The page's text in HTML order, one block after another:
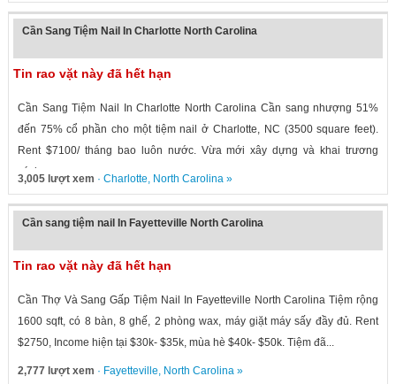
Cần Sang Tiệm Nail In Charlotte North Carolina
Tin rao vặt này đã hết hạn
Cần Sang Tiệm Nail In Charlotte North Carolina Cần sang nhượng 51%
đến 75% cổ phần cho một tiệm nail ở Charlotte, NC (3500 square feet).
Rent $7100/ tháng bao luôn nước. Vừa mới xây dựng và khai trương
cách...
3,005 lượt xem · Charlotte, North Carolina»
Cần sang tiệm nail In Fayetteville North Carolina
Tin rao vặt này đã hết hạn
Cần Thợ Và Sang Gấp Tiệm Nail In Fayetteville North Carolina Tiệm rộng
1600 sqft, có 8 bàn, 8 ghế, 2 phòng wax, máy giặt máy sấy đầy đủ. Rent
$2750, Income hiện tại $30k- $35k, mùa hè $40k- $50k. Tiệm đã...
2,777 lượt xem · Fayetteville, North Carolina»